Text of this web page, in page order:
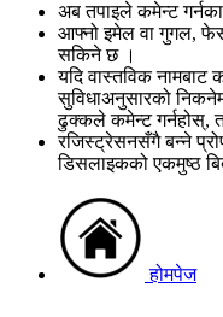
अब तपाइले कमेन्ट गर्नका
आफ्नो इमेल वा गुगल,
सकिने छ ।
यदि वास्तविक नामबाट
सुविधाअनुसारको निकनेम
ढुक्कले कमेन्ट गर्नहोस्,
रजिस्ट्रेसनसँगै बन्ने
डिसलाइकको एकमुष्ठ
होमपेज